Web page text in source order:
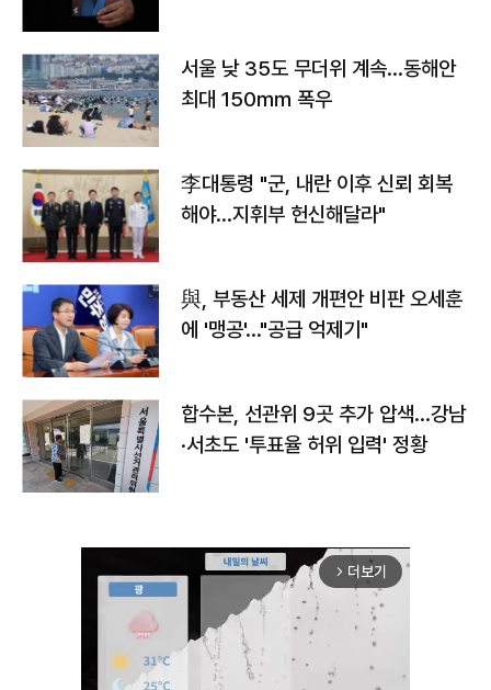
서울 낮 35도 무더위 계속…동해안
최대 150㎜ 폭우
李대통령 "군, 내란 이후 신뢰 회복
해야…지휘부 헌신해달라"
與, 부동산 세제 개편안 비판 오세훈
에 '맹공'…"공급 억제기"
합수본, 선관위 9곳 추가 압색…강남
·서초도 '투표율 허위 입력' 정황
arrow_forward_ios 더보기